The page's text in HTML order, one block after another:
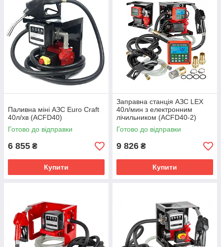
Паливна міні АЗС Euro Craft
40л/хв (ACFD40)
Готово до відправки
6 855 ₴
Купити
Заправна станція АЗС LEX
40л/мин з електронним
лічильником (ACFD40-2)
Готово до відправки
9 826 ₴
Купити